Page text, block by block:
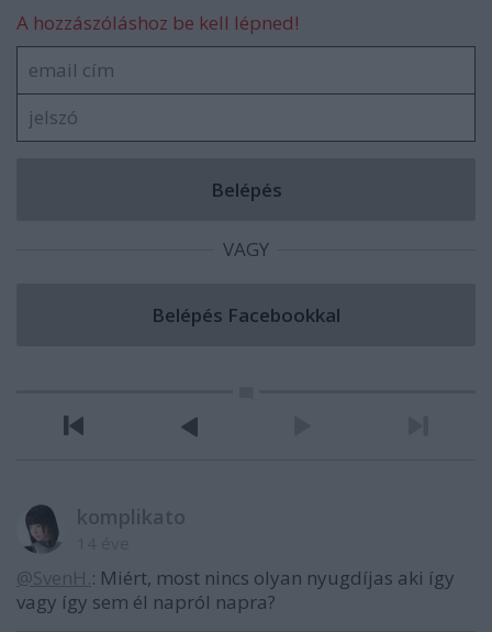
A hozzászóláshoz be kell lépned!
VAGY
komplikato
@SvenH.: Miért, most nincs olyan nyugdíjas aki így
vagy így sem él napról napra?